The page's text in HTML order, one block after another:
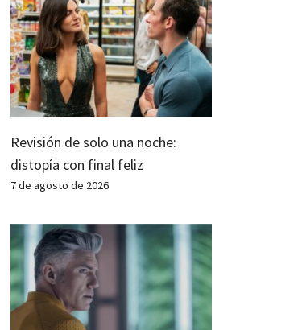
Revisión de solo una noche:
distopía con final feliz
7 de agosto de 2026